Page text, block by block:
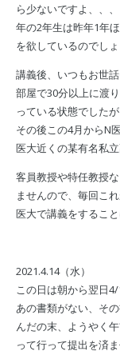
ら少ないですよ、、
年の2年生は昨年1年
を欲しているのでしょ
講義後、いつもお世
部屋で30分以上に渡
っている状態でしたが
その後この4月からN
医大近くの某有名私
客員教授や特任教授
ませんので、毎回こ
医大で講義をするこ
2021.4.14（水）
この日は朝から翌日
あの書類がない、そ
んだの末、ようやく
って行って提出を済